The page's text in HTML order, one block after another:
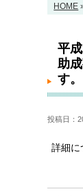
HOME
希望施
平
助
す。
投稿日：
詳細に